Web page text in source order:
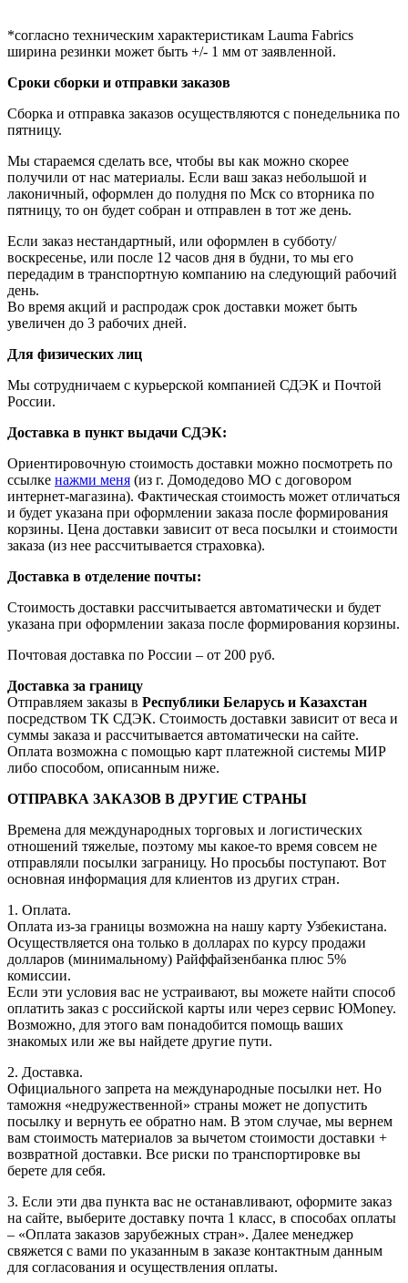
*согласно техническим характеристикам Lauma Fabrics
ширина резинки может быть +/- 1 мм от заявленной.
Сроки сборки и отправки заказов
Сборка и отправка заказов осуществляются с понедельника по
пятницу.
Мы стараемся сделать все, чтобы вы как можно скорее
получили от нас материалы. Если ваш заказ небольшой и
лаконичный, оформлен до полудня по Мск со вторника по
пятницу, то он будет собран и отправлен в тот же день.
Если заказ нестандартный, или оформлен в субботу/
воскресенье, или после 12 часов дня в будни, то мы его
передадим в транспортную компанию на следующий рабочий
день.
Во время акций и распродаж срок доставки может быть
увеличен до 3 рабочих дней.
Для физических лиц
Мы сотрудничаем с курьерской компанией СДЭК и Почтой
России.
Доставка в пункт выдачи СДЭК:
Ориентировочную стоимость доставки можно посмотреть по
ссылке нажми меня (из г. Домодедово МО с договором
интернет-магазина). Фактическая стоимость может отличаться
и будет указана при оформлении заказа после формирования
корзины. Цена доставки зависит от веса посылки и стоимости
заказа (из нее рассчитывается страховка).
Доставка в отделение почты:
Стоимость доставки рассчитывается автоматически и будет
указана при оформлении заказа после формирования корзины.
Почтовая доставка по России – от 200 руб.
Доставка за границу
Отправляем заказы в Республики Беларусь и Казахстан
посредством ТК СДЭК. Стоимость доставки зависит от веса и
суммы заказа и рассчитывается автоматически на сайте.
Оплата возможна с помощью карт платежной системы МИР
либо способом, описанным ниже.
ОТПРАВКА ЗАКАЗОВ В ДРУГИЕ СТРАНЫ
Времена для международных торговых и логистических
отношений тяжелые, поэтому мы какое-то время совсем не
отправляли посылки заграницу. Но просьбы поступают. Вот
основная информация для клиентов из других стран.
1. Оплата.
Оплата из-за границы возможна на нашу карту Узбекистана.
Осуществляется она только в долларах по курсу продажи
долларов (минимальному) Райффайзенбанка плюс 5%
комиссии.
Если эти условия вас не устраивают, вы можете найти способ
оплатить заказ с российской карты или через сервис ЮMoney.
Возможно, для этого вам понадобится помощь ваших
знакомых или же вы найдете другие пути.
2. Доставка.
Официального запрета на международные посылки нет. Но
таможня «недружественной» страны может не допустить
посылку и вернуть ее обратно нам. В этом случае, мы вернем
вам стоимость материалов за вычетом стоимости доставки +
возвратной доставки. Все риски по транспортировке вы
берете для себя.
3. Если эти два пункта вас не останавливают, оформите заказ
на сайте, выберите доставку почта 1 класс, в способах оплаты
– «Оплата заказов зарубежных стран». Далее менеджер
свяжется с вами по указанным в заказе контактным данным
для согласования и осуществления оплаты.